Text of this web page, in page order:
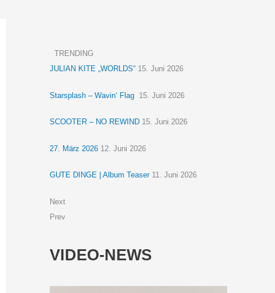
TRENDING
JULIAN KITE „WORLDS“ 15. Juni 2026
Starsplash – Wavin‘ Flag 15. Juni 2026
SCOOTER – NO REWIND 15. Juni 2026
27. März 2026 12. Juni 2026
GUTE DINGE | Album Teaser 11. Juni 2026
Next
Prev
VIDEO-NEWS